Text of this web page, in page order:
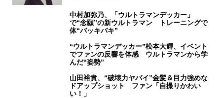
中村加弥乃、「ウルトラマンデッカー」
で“念願”の新ウルトラマン トレーニングで
体“バッキバキ”
“ウルトラマンデッカー”松本大輝、イベント
でファンの反響を体感 ウルトラマンから学
んだ“姿勢”
山田裕貴、“破壊力ヤバイ”金髪＆目力強めな
ドアップショット ファン「自撮りかわい
い！」